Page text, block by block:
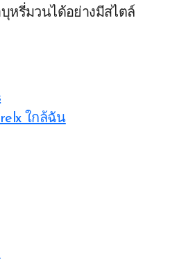
หรี่มวนได้อย่างมีสไตล์
ใกล้ฉัน